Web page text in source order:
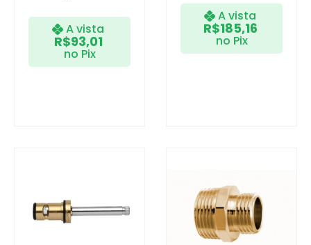
A vista
R$93,01
no Pix
A vista
R$185,16
no Pix